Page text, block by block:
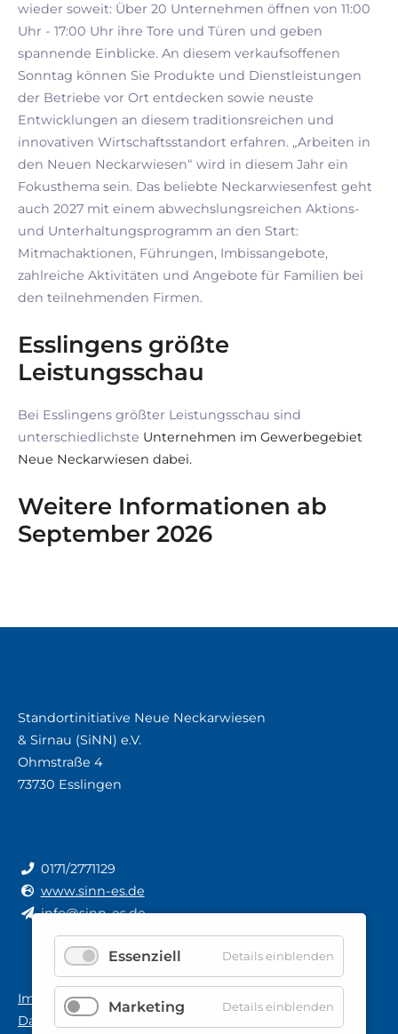
wieder soweit: Über 20 Unternehmen öffnen von 11:00
Uhr - 17:00 Uhr ihre Tore und Türen und geben
spannende Einblicke. An diesem verkaufsoffenen
Sonntag können Sie Produkte und Dienstleistungen
der Betriebe vor Ort entdecken sowie neuste
Entwicklungen an diesem traditionsreichen und
innovativen Wirtschaftsstandort erfahren. „Arbeiten in
den Neuen Neckarwiesen“ wird in diesem Jahr ein
Fokusthema sein. Das beliebte Neckarwiesenfest geht
auch 2027 mit einem abwechslungsreichen Aktions-
und Unterhaltungsprogramm an den Start:
Mitmachaktionen, Führungen, Imbissangebote,
zahlreiche Aktivitäten und Angebote für Familien bei
den teilnehmenden Firmen.
Esslingens größte
Leistungsschau
Bei Esslingens größter Leistungsschau sind
unterschiedlichste Unternehmen im Gewerbegebiet
Neue Neckarwiesen dabei.
Weitere Informationen ab
September 2026
Standortinitiative Neue Neckarwiesen
& Sirnau (SiNN) e.V.
Ohmstraße 4
73730 Esslingen
0171/2771129
www.sinn-es.de
info@sinn-es.de
Impressum
Datenschutz
Essenziell Details einblenden
Marketing Details einblenden